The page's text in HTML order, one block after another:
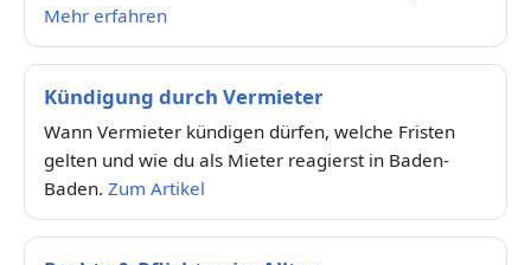
Mehr erfahren
Kündigung durch Vermieter
Wann Vermieter kündigen dürfen, welche Fristen
gelten und wie du als Mieter reagierst in Baden-
Baden. Zum Artikel